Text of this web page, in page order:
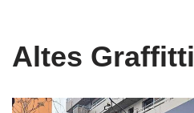
Altes Graffitti